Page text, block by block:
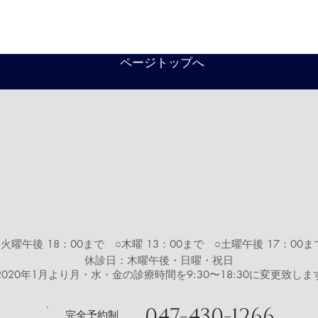
ページトップへ
曜午後 18：00まで ○木曜 13：00まで ○土曜午後 17：00ま
休診日：木曜午後・日曜・祝日
年1月より月・水・金の診療時間を9:30〜18:30に変更致しま
完全予約制